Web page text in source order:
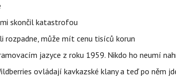
skončil katastrofou
rozpadne, může mít cenu tisíců korun
jazyce z roku 1959. Nikdo ho neumí
ovládají kavkazské klany a teď po něm